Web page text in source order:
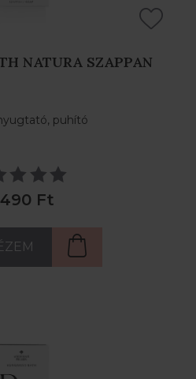
NATURA SZAPPAN
puhító
Ft